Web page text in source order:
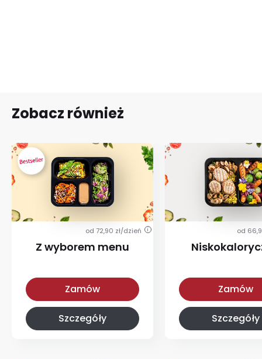
Zobacz również
od 72,90 zł/dzień i
Z wyborem menu
Zamów
Szczegóły
od
Zamów
Szczegóły